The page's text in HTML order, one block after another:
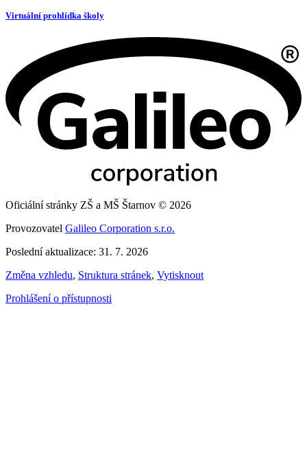
Virtuální prohlídka školy
Oficiální stránky ZŠ a MŠ Štarnov © 2026
Provozovatel Galileo Corporation s.r.o.
Poslední aktualizace: 31. 7. 2026
Změna vzhledu, Struktura stránek, Vytisknout
Prohlášení o přístupnosti